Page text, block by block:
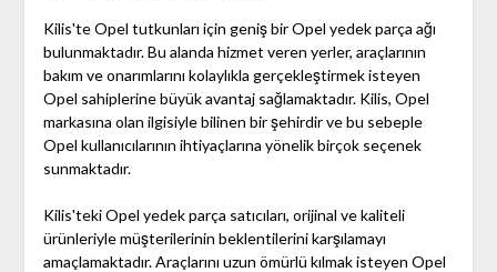
Kilis'te Opel tutkunları için geniş bir Opel yedek parça ağı
bulunmaktadır. Bu alanda hizmet veren yerler, araçlarının
bakım ve onarımlarını kolaylıkla gerçekleştirmek isteyen
Opel sahiplerine büyük avantaj sağlamaktadır. Kilis, Opel
markasına olan ilgisiyle bilinen bir şehirdir ve bu sebeple
Opel kullanıcılarının ihtiyaçlarına yönelik birçok seçenek
sunmaktadır.
Kilis'teki Opel yedek parça satıcıları, orijinal ve kaliteli
ürünleriyle müşterilerinin beklentilerini karşılamayı
amaçlamaktadır. Araçlarını uzun ömürlü kılmak isteyen Opel